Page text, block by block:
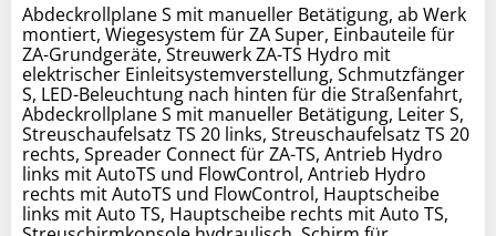
Abdeckrollplane S mit manueller Betätigung, ab Werk
montiert, Wiegesystem für ZA Super, Einbauteile für
ZA-Grundgeräte, Streuwerk ZA-TS Hydro mit
elektrischer Einleitsystemverstellung, Schmutzfänger
S, LED-Beleuchtung nach hinten für die Straßenfahrt,
Abdeckrollplane S mit manueller Betätigung, Leiter S,
Streuschaufelsatz TS 20 links, Streuschaufelsatz TS 20
rechts, Spreader Connect für ZA-TS, Antrieb Hydro
links mit AutoTS und FlowControl, Antrieb Hydro
rechts mit AutoTS und FlowControl, Hauptscheibe
links mit Auto TS, Hauptscheibe rechts mit Auto TS,